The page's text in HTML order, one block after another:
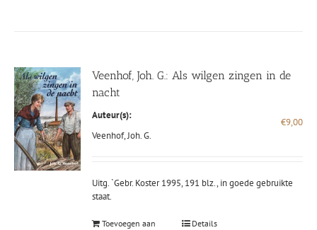
Veenhof, Joh. G.: Als wilgen zingen in de
nacht
Auteur(s):
Veenhof, Joh. G.
€9,00
Uitg. `Gebr. Koster 1995, 191 blz., in goede gebruikte
staat.
Toevoegen aan
Details